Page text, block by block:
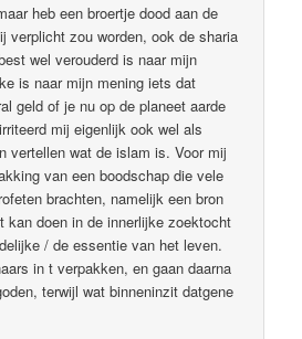
heb een broertje dood aan de
verplicht zou worden, ook de sharia
wel verouderd is naar mijn
is naar mijn mening iets dat
geld of je nu op de planeet aarde
mij eigenlijk ook wel als
vertellen wat de islam is. Voor mij
van een boodschap die vele
brachten, namelijk een bron
kan doen in de innerlijke zoektocht
/ de essentie van het leven.
in t verpakken, en gaan daarna
terwijl wat binneninzit datgene